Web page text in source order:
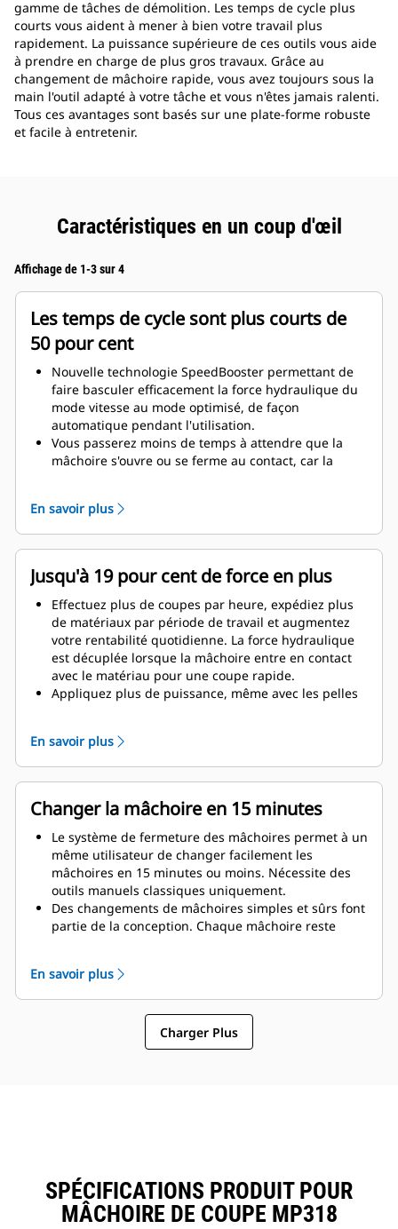
gamme de tâches de démolition. Les temps de cycle plus
courts vous aident à mener à bien votre travail plus
rapidement. La puissance supérieure de ces outils vous aide
à prendre en charge de plus gros travaux. Grâce au
changement de mâchoire rapide, vous avez toujours sous la
main l'outil adapté à votre tâche et vous n'êtes jamais ralenti.
Tous ces avantages sont basés sur une plate-forme robuste
et facile à entretenir.
Caractéristiques en un coup d'œil
Affichage de 1-3 sur 4
Les temps de cycle sont plus courts de
50 pour cent
Nouvelle technologie SpeedBooster permettant de
faire basculer efficacement la force hydraulique du
mode vitesse au mode optimisé, de façon
automatique pendant l'utilisation.
Vous passerez moins de temps à attendre que la
mâchoire s'ouvre ou se ferme au contact, car la
La force maximale d'écrasement/de coupe est
appliquée dès que la mâchoire entre en contact
avec le matériau.
En savoir plus
Jusqu'à 19 pour cent de force en plus
Effectuez plus de coupes par heure, expédiez plus
de matériaux par période de travail et augmentez
votre rentabilité quotidienne. La force hydraulique
est décuplée lorsque la mâchoire entre en contact
avec le matériau pour une coupe rapide.
Appliquez plus de puissance, même avec les pelles
possible de la machine.
Bénéficiez de performances maximales et d'une
assistance totale avec une solution de démolition
Cat complète. Des programmes pour cisailles
universelles (MP, Multi-Processors) sont intégrés à
l'écran Cat nouvelle génération du conducteur. Point
d'assistance unique pour l'ensemble de votre
système chez votre concessionnaire Cat local.
En savoir plus
Changer la mâchoire en 15 minutes
Le système de fermeture des mâchoires permet à un
même utilisateur de changer facilement les
mâchoires en 15 minutes ou moins. Nécessite des
outils manuels classiques uniquement.
Des changements de mâchoires simples et sûrs font
partie de la conception. Chaque mâchoire reste
Le modèle MP318 est compatible avec les types de
mâchoires spécifiques aux applications suivantes :
En savoir plus
Charger Plus
SPÉCIFICATIONS PRODUIT POUR
MÂCHOIRE DE COUPE MP318